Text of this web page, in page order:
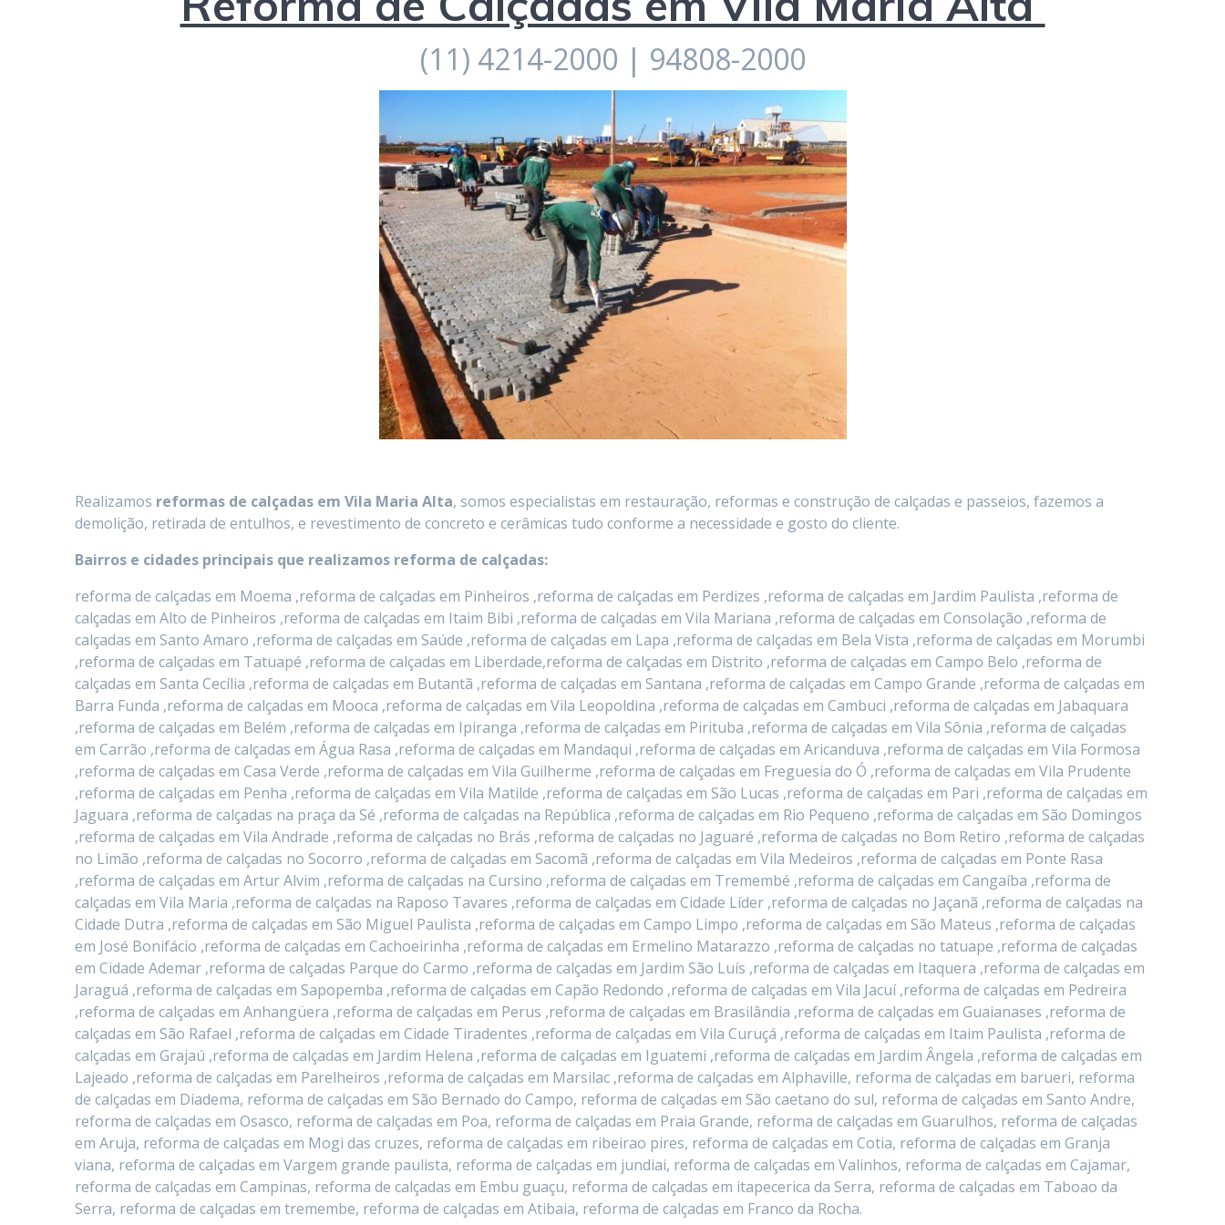
(11) 4214-2000 | 94808-2000
Realizamos reformas de calçadas em Vila Maria Alta, somos especialistas em restauração, reformas e construção de calçadas e passeios, fazemos a
demolição, retirada de entulhos, e revestimento de concreto e cerâmicas tudo conforme a necessidade e gosto do cliente.
Bairros e cidades principais que realizamos reforma de calçadas:
reforma de calçadas em Moema ,reforma de calçadas em Pinheiros ,reforma de calçadas em Perdizes ,reforma de calçadas em Jardim Paulista ,reforma de
calçadas em Alto de Pinheiros ,reforma de calçadas em Itaim Bibi ,reforma de calçadas em Vila Mariana ,reforma de calçadas em Consolação ,reforma de
calçadas em Santo Amaro ,reforma de calçadas em Saúde ,reforma de calçadas em Lapa ,reforma de calçadas em Bela Vista ,reforma de calçadas em Morumbi
,reforma de calçadas em Tatuapé ,reforma de calçadas em Liberdade,reforma de calçadas em Distrito ,reforma de calçadas em Campo Belo ,reforma de
calçadas em Santa Cecília ,reforma de calçadas em Butantã ,reforma de calçadas em Santana ,reforma de calçadas em Campo Grande ,reforma de calçadas em
Barra Funda ,reforma de calçadas em Mooca ,reforma de calçadas em Vila Leopoldina ,reforma de calçadas em Cambuci ,reforma de calçadas em Jabaquara
,reforma de calçadas em Belém ,reforma de calçadas em Ipiranga ,reforma de calçadas em Pirituba ,reforma de calçadas em Vila Sônia ,reforma de calçadas
em Carrão ,reforma de calçadas em Água Rasa ,reforma de calçadas em Mandaqui ,reforma de calçadas em Aricanduva ,reforma de calçadas em Vila Formosa
,reforma de calçadas em Casa Verde ,reforma de calçadas em Vila Guilherme ,reforma de calçadas em Freguesia do Ó ,reforma de calçadas em Vila Prudente
,reforma de calçadas em Penha ,reforma de calçadas em Vila Matilde ,reforma de calçadas em São Lucas ,reforma de calçadas em Pari ,reforma de calçadas em
Jaguara ,reforma de calçadas na praça da Sé ,reforma de calçadas na República ,reforma de calçadas em Rio Pequeno ,reforma de calçadas em São Domingos
,reforma de calçadas em Vila Andrade ,reforma de calçadas no Brás ,reforma de calçadas no Jaguaré ,reforma de calçadas no Bom Retiro ,reforma de calçadas
no Limão ,reforma de calçadas no Socorro ,reforma de calçadas em Sacomã ,reforma de calçadas em Vila Medeiros ,reforma de calçadas em Ponte Rasa
,reforma de calçadas em Artur Alvim ,reforma de calçadas na Cursino ,reforma de calçadas em Tremembé ,reforma de calçadas em Cangaíba ,reforma de
calçadas em Vila Maria ,reforma de calçadas na Raposo Tavares ,reforma de calçadas em Cidade Líder ,reforma de calçadas no Jaçanã ,reforma de calçadas na
Cidade Dutra ,reforma de calçadas em São Miguel Paulista ,reforma de calçadas em Campo Limpo ,reforma de calçadas em São Mateus ,reforma de calçadas
em José Bonifácio ,reforma de calçadas em Cachoeirinha ,reforma de calçadas em Ermelino Matarazzo ,reforma de calçadas no tatuape ,reforma de calçadas
em Cidade Ademar ,reforma de calçadas Parque do Carmo ,reforma de calçadas em Jardim São Luís ,reforma de calçadas em Itaquera ,reforma de calçadas em
Jaraguá ,reforma de calçadas em Sapopemba ,reforma de calçadas em Capão Redondo ,reforma de calçadas em Vila Jacuí ,reforma de calçadas em Pedreira
,reforma de calçadas em Anhangüera ,reforma de calçadas em Perus ,reforma de calçadas em Brasilândia ,reforma de calçadas em Guaianases ,reforma de
calçadas em São Rafael ,reforma de calçadas em Cidade Tiradentes ,reforma de calçadas em Vila Curuçá ,reforma de calçadas em Itaim Paulista ,reforma de
calçadas em Grajaú ,reforma de calçadas em Jardim Helena ,reforma de calçadas em Iguatemi ,reforma de calçadas em Jardim Ângela ,reforma de calçadas em
Lajeado ,reforma de calçadas em Parelheiros ,reforma de calçadas em Marsilac ,reforma de calçadas em Alphaville, reforma de calçadas em barueri, reforma
de calçadas em Diadema, reforma de calçadas em São Bernado do Campo, reforma de calçadas em São caetano do sul, reforma de calçadas em Santo Andre,
reforma de calçadas em Osasco, reforma de calçadas em Poa, reforma de calçadas em Praia Grande, reforma de calçadas em Guarulhos, reforma de calçadas
em Aruja, reforma de calçadas em Mogi das cruzes, reforma de calçadas em ribeirao pires, reforma de calçadas em Cotia, reforma de calçadas em Granja
viana, reforma de calçadas em Vargem grande paulista, reforma de calçadas em jundiai, reforma de calçadas em Valinhos, reforma de calçadas em Cajamar,
reforma de calçadas em Campinas, reforma de calçadas em Embu guaçu, reforma de calçadas em itapecerica da Serra, reforma de calçadas em Taboao da
Serra, reforma de calçadas em tremembe, reforma de calçadas em Atibaia, reforma de calçadas em Franco da Rocha.